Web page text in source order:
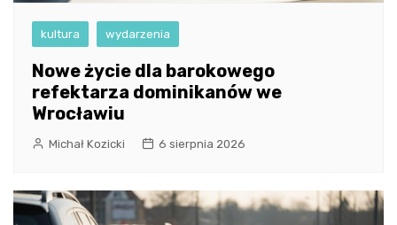
kultura wydarzenia
Nowe życie dla barokowego
refektarza dominikanów we
Wrocławiu
Michał Kozicki 6 sierpnia 2026